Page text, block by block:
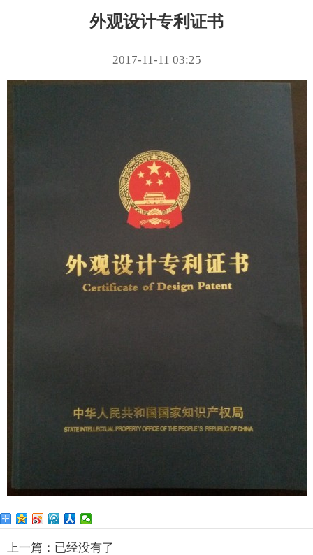
外观设计专利证书
2017-11-11 03:25
上一篇：已经没有了